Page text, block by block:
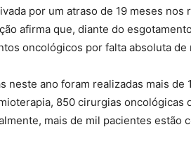
por um atraso de 19 meses nos
afirma que, diante do
oncológicos por falta absoluta de
neste ano foram realizadas mais de
850 cirurgias oncológicas
mais de mil pacientes estão